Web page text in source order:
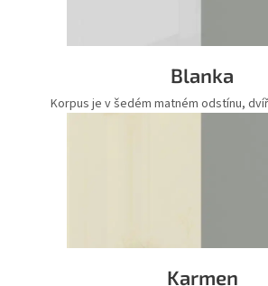
Blanka
Korpus je v šedém matném odstínu,
Karmen